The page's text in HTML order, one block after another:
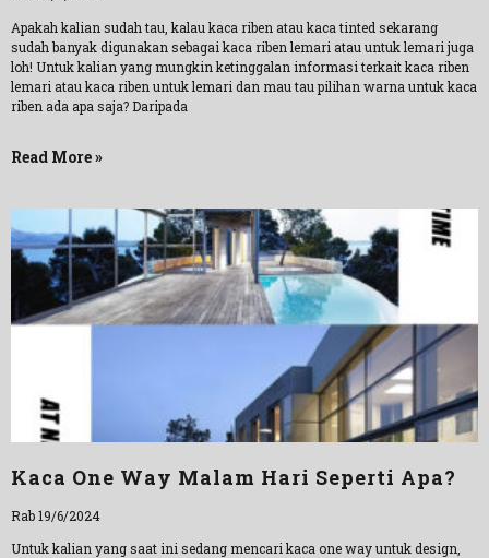
Apakah kalian sudah tau, kalau kaca riben atau kaca tinted sekarang
sudah banyak digunakan sebagai kaca riben lemari atau untuk lemari juga
loh! Untuk kalian yang mungkin ketinggalan informasi terkait kaca riben
lemari atau kaca riben untuk lemari dan mau tau pilihan warna untuk kaca
riben ada apa saja? Daripada
Read More »
Kaca One Way Malam Hari Seperti Apa?
Rab 19/6/2024
Untuk kalian yang saat ini sedang mencari kaca one way untuk design,